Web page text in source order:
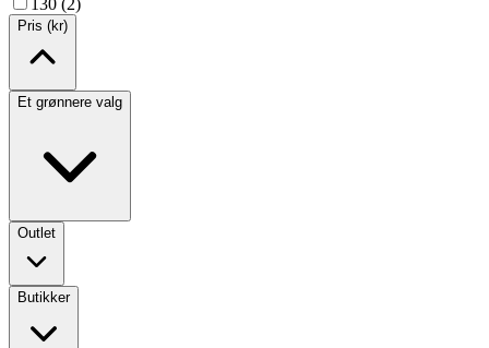
130 (2)
Pris (kr)
Et grønnere valg
Outlet
Butikker